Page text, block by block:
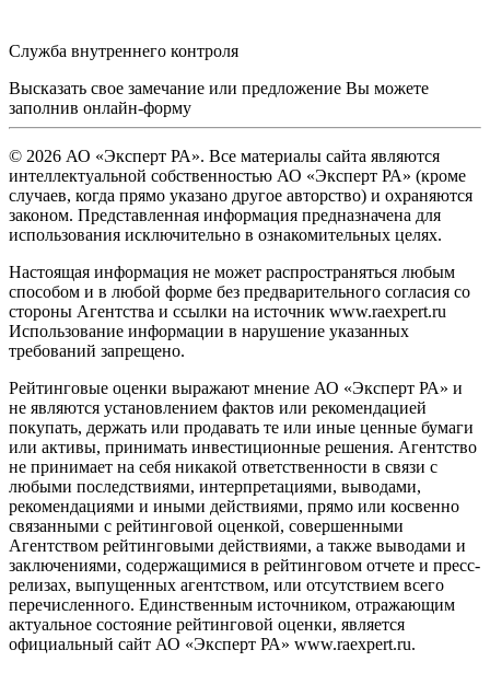
Служба внутреннего контроля
Высказать свое замечание или предложение Вы можете
заполнив онлайн-форму
© 2026 АО «Эксперт РА». Все материалы сайта являются
интеллектуальной собственностью АО «Эксперт РА» (кроме
случаев, когда прямо указано другое авторство) и охраняются
законом. Представленная информация предназначена для
использования исключительно в ознакомительных целях.
Настоящая информация не может распространяться любым
способом и в любой форме без предварительного согласия со
стороны Агентства и ссылки на источник www.raexpert.ru
Использование информации в нарушение указанных
требований запрещено.
Рейтинговые оценки выражают мнение АО «Эксперт РА» и
не являются установлением фактов или рекомендацией
покупать, держать или продавать те или иные ценные бумаги
или активы, принимать инвестиционные решения. Агентство
не принимает на себя никакой ответственности в связи с
любыми последствиями, интерпретациями, выводами,
рекомендациями и иными действиями, прямо или косвенно
связанными с рейтинговой оценкой, совершенными
Агентством рейтинговыми действиями, а также выводами и
заключениями, содержащимися в рейтинговом отчете и пресс-
релизах, выпущенных агентством, или отсутствием всего
перечисленного. Единственным источником, отражающим
актуальное состояние рейтинговой оценки, является
официальный сайт АО «Эксперт РА» www.raexpert.ru.